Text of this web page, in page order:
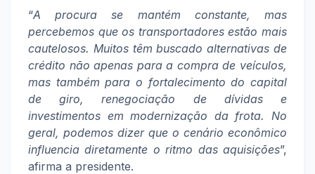
“A procura se mantém constante, mas
percebemos que os transportadores estão mais
cautelosos. Muitos têm buscado alternativas de
crédito não apenas para a compra de veículos,
mas também para o fortalecimento do capital
de giro, renegociação de dívidas e
investimentos em modernização da frota. No
geral, podemos dizer que o cenário econômico
influencia diretamente o ritmo das aquisições”,
afirma a presidente.